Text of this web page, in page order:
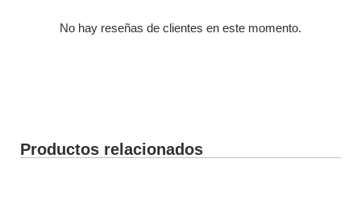
No hay reseñas de clientes en este momento.
Productos relacionados